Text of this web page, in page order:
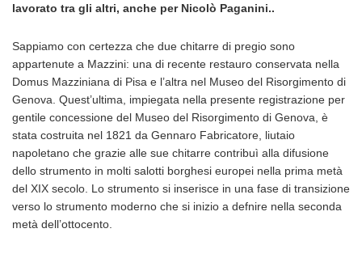
lavorato tra gli altri, anche per Nicolò Paganini..
Sappiamo con certezza che due chitarre di pregio sono
appartenute a Mazzini: una di recente restauro conservata nella
Domus Mazziniana di Pisa e l’altra nel Museo del Risorgimento di
Genova. Quest’ultima, impiegata nella presente registrazione per
gentile concessione del Museo del Risorgimento di Genova, è
stata costruita nel 1821 da Gennaro Fabricatore, liutaio
napoletano che grazie alle sue chitarre contribuì alla difusione
dello strumento in molti salotti borghesi europei nella prima metà
del XIX secolo. Lo strumento si inserisce in una fase di transizione
verso lo strumento moderno che si inizio a defnire nella seconda
metà dell’ottocento.